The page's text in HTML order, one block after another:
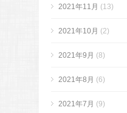
2021年11月 (13)
2021年10月 (2)
2021年9月 (8)
2021年8月 (6)
2021年7月 (9)